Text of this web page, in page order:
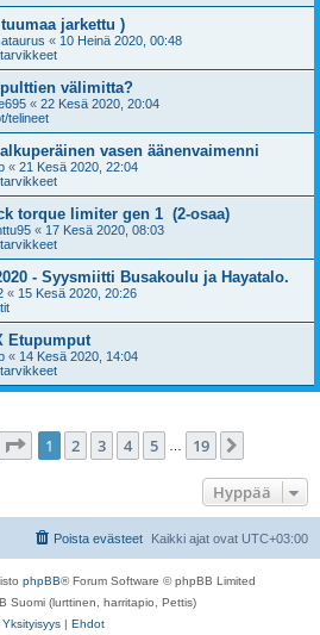
jarkettu )
« 10 Heinä 2020, 00:48
välimitta?
« 22 Kesä 2020, 20:04
telineet
vasen äänenvaimenni
« 21 Kesä 2020, 22:04
torque limiter gen 1 (2-osaa)
« 17 Kesä 2020, 08:03
- Syysmiitti Busakoulu ja Hayatalo.
« 15 Kesä 2020, 20:26
Etupumput
« 14 Kesä 2020, 14:04
Sivu /19
1 2 3 4 5 19
Hyppää
Kaikki ajat ovat UTC+03:00
Poista evästeet
phpBB® Forum Software © phpBB Limited
Suomi (lurttinen, harritapio, Pettis)
Yksityisyys | Ehdot